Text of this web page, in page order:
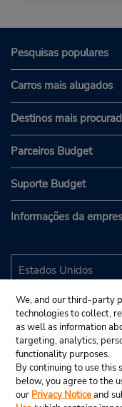
Pesquisas populares
Carros mais alugados
Destinos mais
Parceiros Budget
Suporte Budget
Informações da
We, and our third-party
technologies to collect,
as well as information
targeting, analytics,
functionality purposes.
By continuing to use this
below, you agree to the
our Privacy Noticeand